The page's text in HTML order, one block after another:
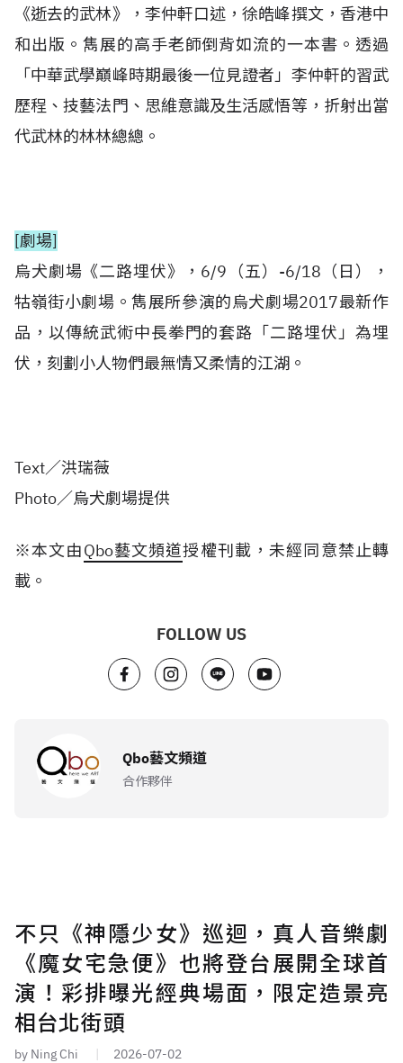
《逝去的武林》，李仲軒口述，徐皓峰撰文，香港中
和出版。雋展的高手老師倒背如流的一本書。透過
「中華武學巔峰時期最後一位見證者」李仲軒的習武
歷程、技藝法門、思維意識及生活感悟等，折射出當
代武林的林林總總。
[劇場]
烏犬劇場《二路埋伏》，6/9（五）-6/18（日），
牯嶺街小劇場。雋展所參演的烏犬劇場2017最新作
品，以傳統武術中長拳門的套路「二路埋伏」為埋
伏，刻劃小人物們最無情又柔情的江湖。
Text／洪瑞薇
Photo／烏犬劇場提供
※本文由Qbo藝文頻道授權刊載，未經同意禁止轉
載。​
FOLLOW US
Qbo藝文頻道
合作夥伴
不只《神隱少女》巡迴，真人音樂劇
《魔女宅急便》也將登台展開全球首
演！彩排曝光經典場面，限定造景亮
相台北街頭
by Ning Chi 2026-07-02